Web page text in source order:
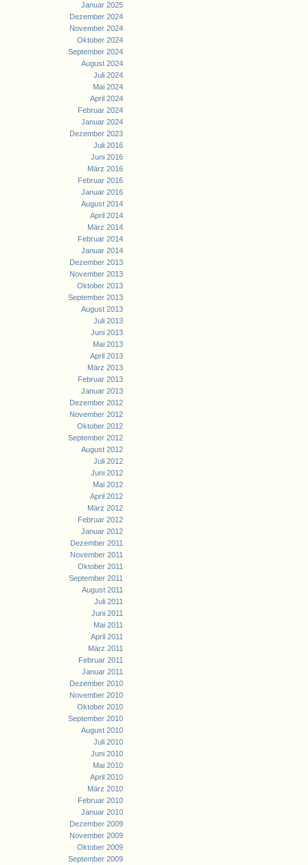
Januar 2025
Dezember 2024
November 2024
Oktober 2024
September 2024
August 2024
Juli 2024
Mai 2024
April 2024
Februar 2024
Januar 2024
Dezember 2023
Juli 2016
Juni 2016
März 2016
Februar 2016
Januar 2016
August 2014
April 2014
März 2014
Februar 2014
Januar 2014
Dezember 2013
November 2013
Oktober 2013
September 2013
August 2013
Juli 2013
Juni 2013
Mai 2013
April 2013
März 2013
Februar 2013
Januar 2013
Dezember 2012
November 2012
Oktober 2012
September 2012
August 2012
Juli 2012
Juni 2012
Mai 2012
April 2012
März 2012
Februar 2012
Januar 2012
Dezember 2011
November 2011
Oktober 2011
September 2011
August 2011
Juli 2011
Juni 2011
Mai 2011
April 2011
März 2011
Februar 2011
Januar 2011
Dezember 2010
November 2010
Oktober 2010
September 2010
August 2010
Juli 2010
Juni 2010
Mai 2010
April 2010
März 2010
Februar 2010
Januar 2010
Dezember 2009
November 2009
Oktober 2009
September 2009